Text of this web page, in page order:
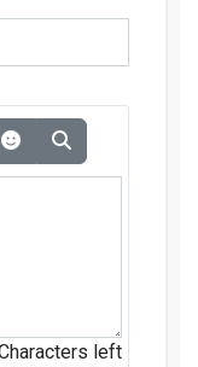
left